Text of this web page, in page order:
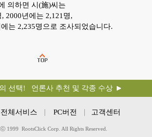
의하면 시(施)씨는
2000년에는 2,121명,
는 2,235명으로 조사되었습니다.
선택! 언론사 추천 및 각종 수상
전체서비스 PC버전 고객센터
1999 RootsClick Corp. All Rights Reserved.